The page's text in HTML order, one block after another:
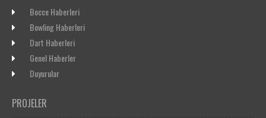
Bocce Haberleri
Bowling Haberleri
Dart Haberleri
Genel Haberler
Duyurular
PROJELER